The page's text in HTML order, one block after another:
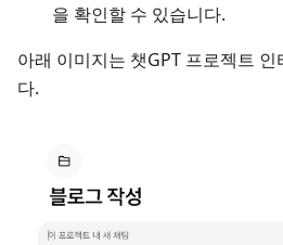
을 확인할 수 있습니다.
아래 이미지는 챗GPT 프로젝트
다.